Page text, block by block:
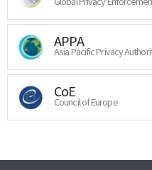
APPA
Asia Pacific Privacy
CoE
Council of Europe